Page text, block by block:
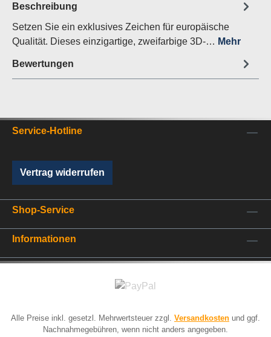
Beschreibung
Setzen Sie ein exklusives Zeichen für europäische
Qualität. Dieses einzigartige, zweifarbige 3D-… Mehr
Bewertungen
Service-Hotline
Vertrag widerrufen
Shop-Service
Informationen
Alle Preise inkl. gesetzl. Mehrwertsteuer zzgl. Versandkosten und ggf.
Nachnahmegebühren, wenn nicht anders angegeben.